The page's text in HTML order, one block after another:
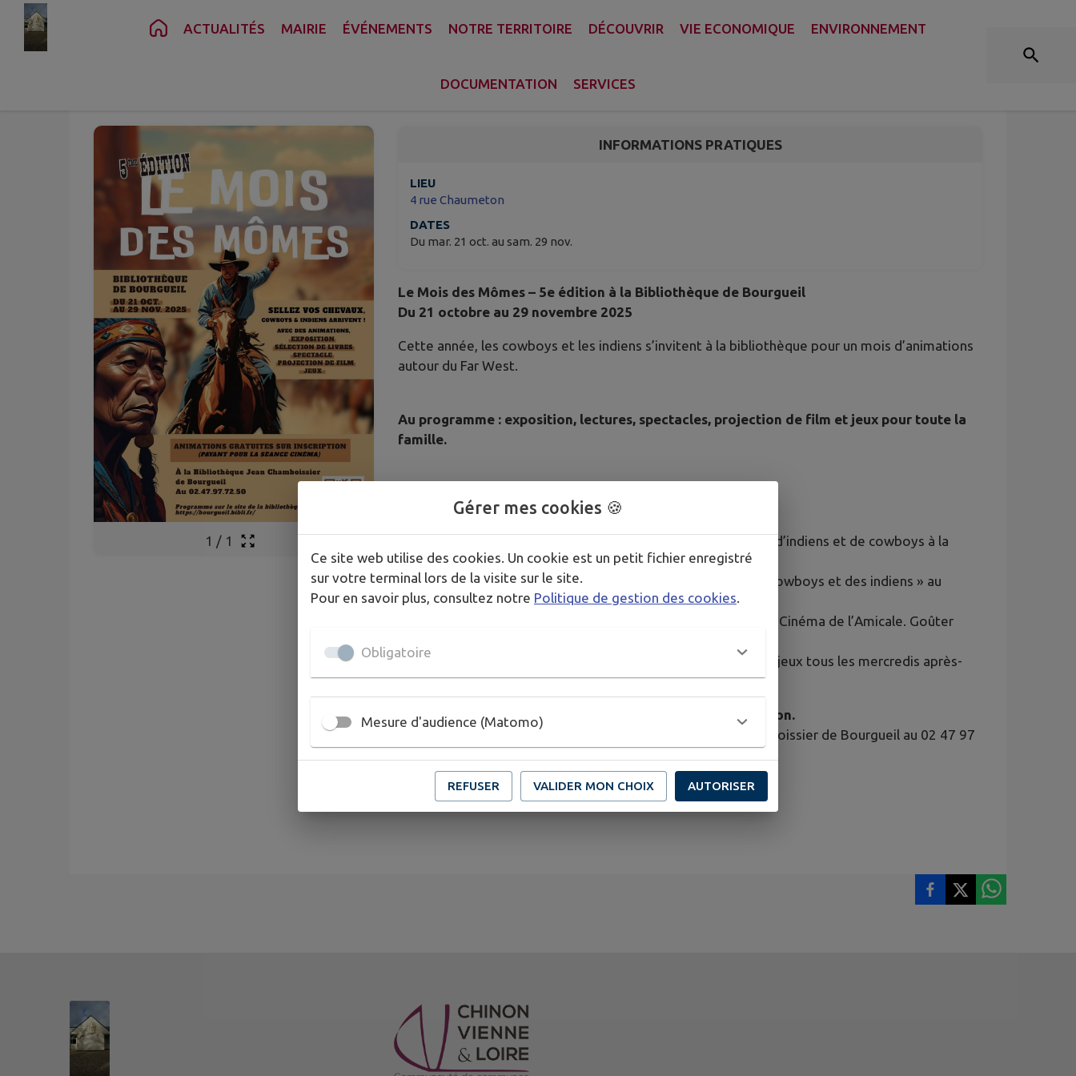
Contenu Recherche Pied de page
ACTUALITÉS MAIRIE ÉVÉNEMENTS NOTRE TERRITOIRE DÉCOUVRIR VIE ECONOMIQUE ENVIRONNEMENT
DOCUMENTATION SERVICES
1 / 1
INFORMATIONS PRATIQUES
LIEU
4 rue Chaumeton
DATES
Du mar. 21 oct. au sam. 29 nov.
Le Mois des Mômes – 5e édition à la Bibliothèque de Bourgueil
Du 21 octobre au 29 novembre 2025
Cette année, les cowboys et les indiens s’invitent à la bibliothèque pour un mois d’animations
autour du Far West.
Au programme : exposition, lectures, spectacles, projection de film et jeux pour toute la
famille.
Les temps forts :
Mercredi 12 novembre à 10h : Lecture sur les aventures d’indiens et de cowboys à la
Bibliothèque de Bourgueil.
Mercredi 19 novembre à 15h : Spectacle « Au pays des cowboys et des indiens » au
Cinéma de l’Amicale.Réservation obligatoire
Samedi 29 novembre à 15h : Projection du film Yakari au Cinéma de l’Amicale. Goûter
Accès libre à l’exposition, aux sélections de livres et aux jeux tous les mercredis après-
midi à la bibliothèque.
Animations gratuites (hors séance cinéma) et sur inscription.
Renseignements et inscriptions à la Bibliothèque Jean Chamboissier de Bourgueil au 02 47 97
Programme complet sur :https://bourgueil.bibli.fr
Gérer mes cookies 🍪
Ce site web utilise des cookies. Un cookie est un petit fichier enregistré
sur votre terminal lors de la visite sur le site.
Pour en savoir plus, consultez notre Politique de gestion des cookies
Obligatoire
Mesure d'audience (Matomo)
REFUSER VALIDER MON CHOIX AUTORISER